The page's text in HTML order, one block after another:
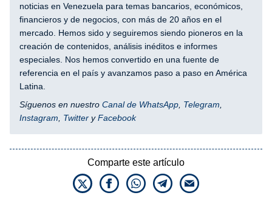
noticias en Venezuela para temas bancarios, económicos,
financieros y de negocios, con más de 20 años en el
mercado. Hemos sido y seguiremos siendo pioneros en la
creación de contenidos, análisis inéditos e informes
especiales. Nos hemos convertido en una fuente de
referencia en el país y avanzamos paso a paso en América
Latina.
Síguenos en nuestro Canal de WhatsApp Telegram
Instagram
Twitter yFacebook
Comparte este artículo